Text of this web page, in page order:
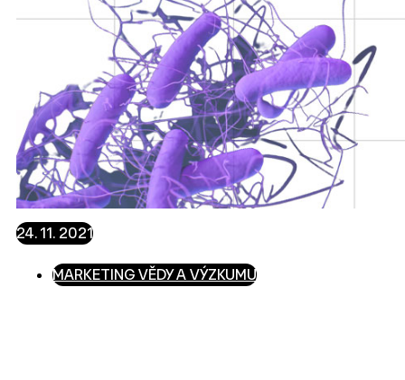
24. 11. 2021
MARKETING VĚDY A VÝZKUMU